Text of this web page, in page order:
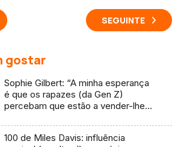
SEGUINTE
gostar
Sophie Gilbert: “A minha esperança
é que os rapazes (da Gen Z)
percebam que estão a vender-lhes
100 de Miles Davis: influência